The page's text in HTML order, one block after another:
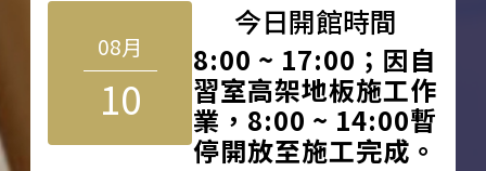
08月
10
今日開館時間
8:00 ~ 17:00；因自
習室高架地板施工作
業，8:00 ~ 14:00暫
停開放至施工完成。